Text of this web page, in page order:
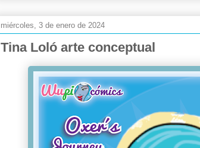
miércoles, 3 de enero de 2024
Tina Loló arte conceptual